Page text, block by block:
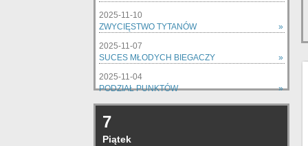
2025-11-10
ZWYCIĘSTWO TYTANÓW
»
2025-11-07
SUCES MŁODYCH BIEGACZY
»
2025-11-04
PODZIAŁ PUNKTÓW
»
zobacz wszystkie »
7
Piątek